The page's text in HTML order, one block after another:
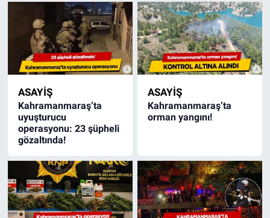
ASAYİŞ
Kahramanmaraş’ta
uyuşturucu
operasyonu: 23 şüpheli
gözaltında!
ASAYİŞ
Kahramanmaraş’ta
orman yangını!